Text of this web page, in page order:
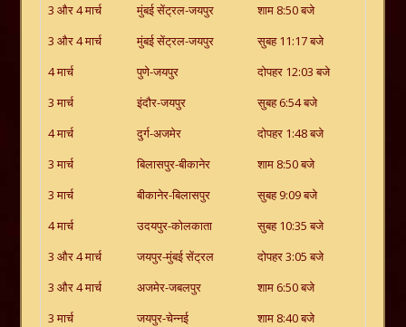
3 और 4 मार्च
मुंबई सेंट्रल-जयपुर
शाम 8:50 बजे
3 और 4 मार्च
मुंबई सेंट्रल-जयपुर
सुबह 11:17 बजे
4 मार्च
पुणे-जयपुर
दोपहर 12:03 बजे
3 मार्च
इंदौर-जयपुर
सुबह 6:54 बजे
4 मार्च
दुर्ग-अजमेर
दोपहर 1:48 बजे
3 मार्च
बिलासपुर-बीकानेर
शाम 8:50 बजे
3 मार्च
बीकानेर-बिलासपुर
सुबह 9:09 बजे
4 मार्च
उदयपुर-कोलकाता
सुबह 10:35 बजे
3 और 4 मार्च
जयपुर-मुंबई सेंट्रल
दोपहर 3:05 बजे
3 और 4 मार्च
अजमेर-जबलपुर
शाम 6:50 बजे
3 मार्च
जयपुर-चेन्नई शाम 8:40 बजे